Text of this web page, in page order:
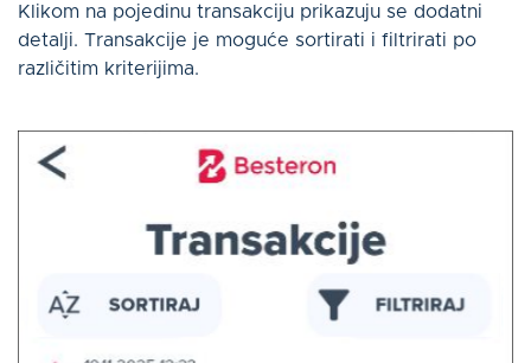
Klikom na pojedinu transakciju prikazuju se dodatni
detalji. Transakcije je moguće sortirati i filtrirati po
različitim kriterijima.